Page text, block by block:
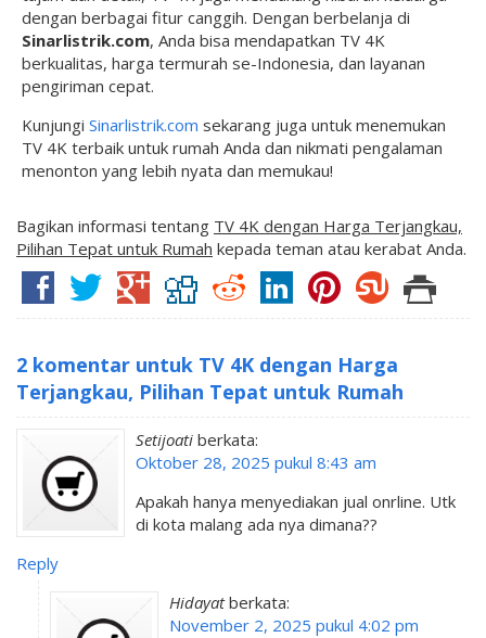
dengan berbagai fitur canggih. Dengan berbelanja di
Sinarlistrik.com, Anda bisa mendapatkan TV 4K
berkualitas, harga termurah se-Indonesia, dan layanan
pengiriman cepat.
Kunjungi Sinarlistrik.com sekarang juga untuk menemukan
TV 4K terbaik untuk rumah Anda dan nikmati pengalaman
menonton yang lebih nyata dan memukau!
Bagikan informasi tentang TV 4K dengan Harga Terjangkau,
Pilihan Tepat untuk Rumah kepada teman atau kerabat Anda.
2 komentar untuk TV 4K dengan Harga
Terjangkau, Pilihan Tepat untuk Rumah
Setijoati berkata:
Oktober 28, 2025 pukul 8:43 am
Apakah hanya menyediakan jual onrline. Utk
di kota malang ada nya dimana??
Reply
Hidayat berkata:
November 2, 2025 pukul 4:02 pm